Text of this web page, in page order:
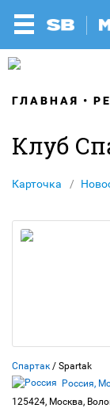
ГЛАВНАЯ
Клуб
Карточка
Спартак / Spartak
Россия,
125424, Москва,